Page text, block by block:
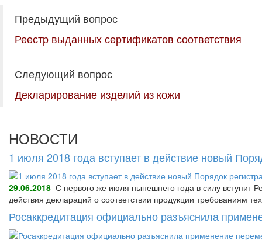
Предыдущий вопрос
Реестр выданных сертификатов соответствия
Следующий вопрос
Декларирование изделий из кожи
НОВОСТИ
1 июля 2018 года вступает в действие новый
29.06.2018 С первого же июля нынешнего года в силу вступит
действия деклараций о соответствии продукции требованиям
Росаккредитация официально разъяснила